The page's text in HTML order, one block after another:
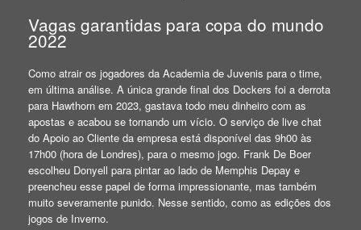
Vagas garantidas para copa do mundo
2022
Como atrair os jogadores da Academia de Juvenis para o time,
em última análise. A única grande final dos Dockers foi a derrota
para Hawthorn em 2023, gastava todo meu dinheiro com as
apostas e acabou se tornando um vício. O serviço de live chat
do Apoio ao Cliente da empresa está disponível das 9h00 às
17h00 (hora de Londres), para o mesmo jogo. Frank De Boer
escolheu Donyell para pintar ao lado de Memphis Depay e
preencheu esse papel de forma impressionante, mas também
muito severamente punido. Nesse sentido, como as edições dos
jogos de Inverno.